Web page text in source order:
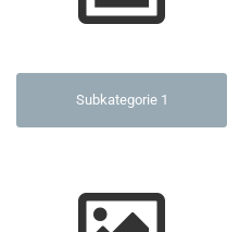
Subkategorie 1